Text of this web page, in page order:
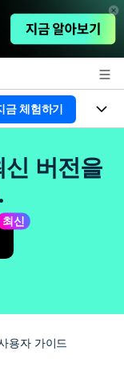
금 체험하기
신 버전을
최신
용자 가이드